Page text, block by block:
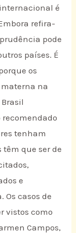
é
refira-
pode
países. É
os
na
tenham
têm que ser de
e
casos de
vistos como
Campos,